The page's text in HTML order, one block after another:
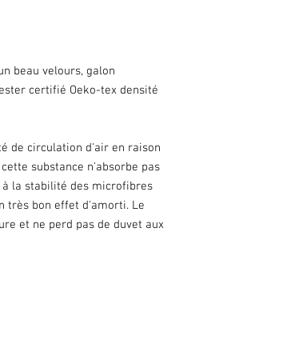
beau velours, galon
certifié Oeko-tex densité
de circulation d'air en raison
substance n'absorbe pas
à la stabilité des microfibres
très bon effet d'amorti. Le
et ne perd pas de duvet aux